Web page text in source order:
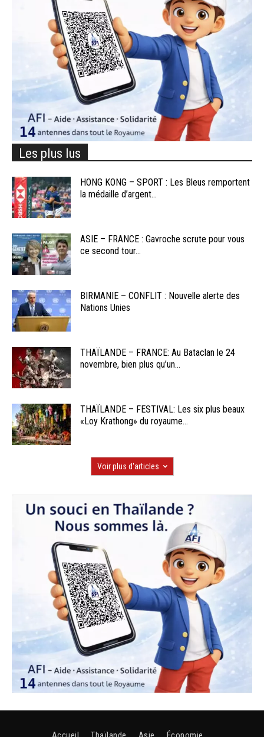
Les plus lus
HONG KONG – SPORT : Les Bleus remportent
la médaille d’argent...
ASIE – FRANCE : Gavroche scrute pour vous
ce second tour...
BIRMANIE – CONFLIT : Nouvelle alerte des
Nations Unies
THAÏLANDE – FRANCE: Au Bataclan le 24
novembre, bien plus qu’un...
THAÏLANDE – FESTIVAL: Les six plus beaux
«Loy Krathong» du royaume...
Voir plus d'articles